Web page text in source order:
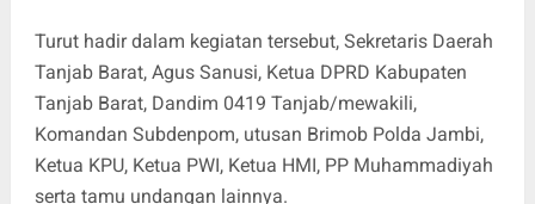
Turut hadir dalam kegiatan tersebut, Sekretaris Daerah
Tanjab Barat, Agus Sanusi, Ketua DPRD Kabupaten
Tanjab Barat, Dandim 0419 Tanjab/mewakili,
Komandan Subdenpom, utusan Brimob Polda Jambi,
Ketua KPU, Ketua PWI, Ketua HMI, PP Muhammadiyah
serta tamu undangan lainnya.